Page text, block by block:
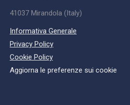
41037 Mirandola (Italy)
Informativa Generale
Privacy Policy
Cookie Policy
Aggiorna le preferenze sui cookie